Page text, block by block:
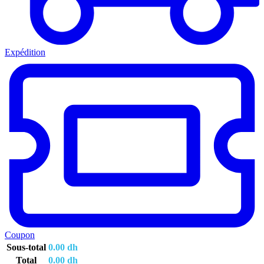
Expédition
Coupon
Sous-total 0.00 dh
Total
0.00 dh